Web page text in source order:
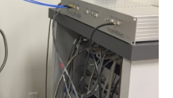
强度Ms，阻尼系数